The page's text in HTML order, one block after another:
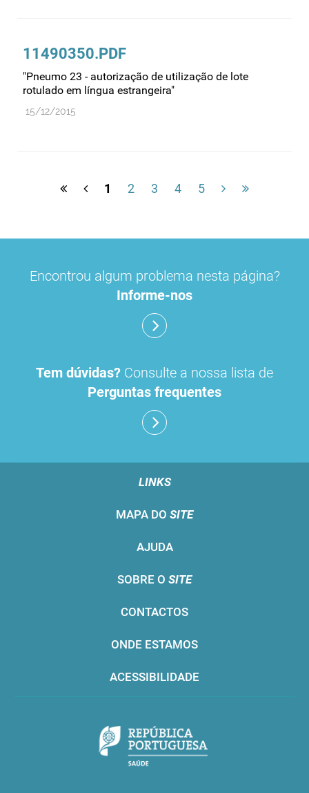
11490350.PDF
"Pneumo 23 - autorização de utilização de lote
rotulado em língua estrangeira"
15/12/2015
1 2 3 4 5
Encontrou algum problema nesta página?
Informe-nos
Tem dúvidas? Consulte a nossa lista de
Perguntas frequentes
LINKS
MAPA DO SITE
AJUDA
SOBRE O SITE
CONTACTOS
ONDE ESTAMOS
ACESSIBILIDADE